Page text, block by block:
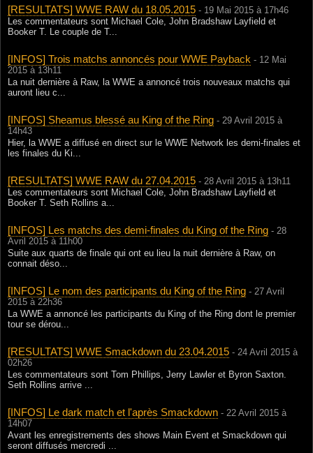
[RESULTATS] WWE RAW du 18.05.2015 - 19 Mai 2015 à 17h46
Les commentateurs sont Michael Cole, John Bradshaw Layfield et
Booker T. Le couple de T...
[INFOS] Trois matchs annoncés pour WWE Payback - 12 Mai
2015 à 13h11
La nuit dernière à Raw, la WWE a annoncé trois nouveaux matchs qui
auront lieu c...
[INFOS] Sheamus blessé au King of the Ring - 29 Avril 2015 à
14h43
Hier, la WWE a diffusé en direct sur le WWE Network les demi-finales et
les finales du Ki...
[RESULTATS] WWE RAW du 27.04.2015 - 28 Avril 2015 à 13h11
Les commentateurs sont Michael Cole, John Bradshaw Layfield et
Booker T. Seth Rollins a...
[INFOS] Les matchs des demi-finales du King of the Ring - 28
Avril 2015 à 11h00
Suite aux quarts de finale qui ont eu lieu la nuit dernière à Raw, on
connait déso...
[INFOS] Le nom des participants du King of the Ring - 27 Avril
2015 à 22h36
La WWE a annoncé les participants du King of the Ring dont le premier
tour se dérou...
[RESULTATS] WWE Smackdown du 23.04.2015 - 24 Avril 2015 à
02h26
Les commentateurs sont Tom Phillips, Jerry Lawler et Byron Saxton.
Seth Rollins arrive ...
[INFOS] Le dark match et l'après Smackdown - 22 Avril 2015 à
14h07
Avant les enregistrements des shows Main Event et Smackdown qui
seront diffusés mercredi ...